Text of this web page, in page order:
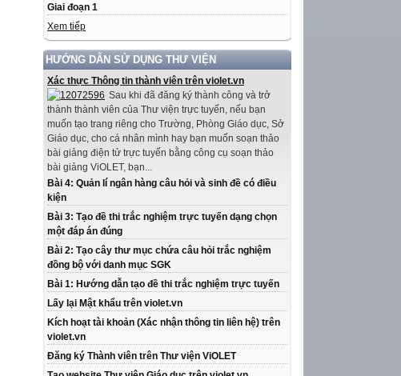
Giai đoạn 1
Xem tiếp
HƯỚNG DẪN SỬ DỤNG THƯ VIỆN
Xác thực Thông tin thành viên trên violet.vn
Sau khi đã đăng ký thành công và trở
thành thành viên của Thư viện trực tuyến, nếu bạn
muốn tạo trang riêng cho Trường, Phòng Giáo dục, Sở
Giáo dục, cho cá nhân mình hay bạn muốn soạn thảo
bài giảng điện tử trực tuyến bằng công cụ soạn thảo
bài giảng ViOLET, bạn...
Bài 4: Quản lí ngân hàng câu hỏi và sinh đề có điều
kiện
Bài 3: Tạo đề thi trắc nghiệm trực tuyến dạng chọn
một đáp án đúng
Bài 2: Tạo cây thư mục chứa câu hỏi trắc nghiệm
đồng bộ với danh mục SGK
Bài 1: Hướng dẫn tạo đề thi trắc nghiệm trực tuyến
Lấy lại Mật khẩu trên violet.vn
Kích hoạt tài khoản (Xác nhận thông tin liên hệ) trên
violet.vn
Đăng ký Thành viên trên Thư viện ViOLET